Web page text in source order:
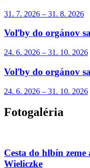
31. 7. 2026 – 31. 8. 2026
Voľby do orgánov
24. 6. 2026 – 31. 10. 2026
Voľby do orgánov
24. 6. 2026 – 31. 10. 2026
Fotogaléria
Cesta do hlbín
Wieliczke